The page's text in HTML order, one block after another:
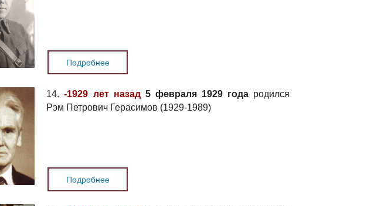
Подробнее
14.-1929 лет назад5 февраля 1929 года родился
Рэм Петрович Герасимов (1929-1989)
Подробнее